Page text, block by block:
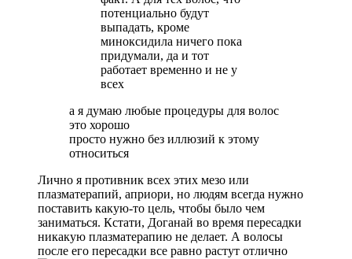
потенциально будут
выпадать, кроме
миноксидила ничего пока
придумали, да и тот
работает временно и не у
всех
а я думаю любые процедуры для волос
это хорошо
просто нужно без иллюзий к этому
относиться
Лично я противник всех этих мезо или
плазматерапий, априори, но людям всегда нужно
поставить какую-то цель, чтобы было чем
заниматься. Кстати, Доганай во время пересадки
никакую плазматерапию не делает. А волосы
после его пересадки все равно растут отлично